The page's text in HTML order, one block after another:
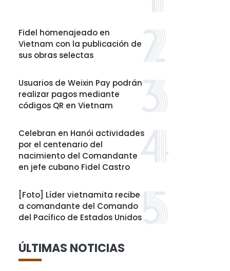
Fidel homenajeado en
Vietnam con la publicación de
sus obras selectas
Usuarios de Weixin Pay podrán
realizar pagos mediante
códigos QR en Vietnam
Celebran en Hanói actividades
por el centenario del
nacimiento del Comandante
en jefe cubano Fidel Castro
[Foto] Líder vietnamita recibe
a comandante del Comando
del Pacífico de Estados Unidos
ÚLTIMAS NOTICIAS